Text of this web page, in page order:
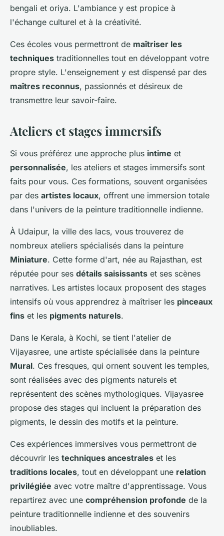
bengali et oriya. L'ambiance y est propice à
l'échange culturel et à la créativité.
Ces écoles vous permettront de maîtriser les
techniques traditionnelles tout en développant votre
propre style. L'enseignement y est dispensé par des
maîtres reconnus, passionnés et désireux de
transmettre leur savoir-faire.
Ateliers et stages immersifs
Si vous préférez une approche plus intime et
personnalisée, les ateliers et stages immersifs sont
faits pour vous. Ces formations, souvent organisées
par des artistes locaux, offrent une immersion totale
dans l'univers de la peinture traditionnelle indienne.
À Udaipur, la ville des lacs, vous trouverez de
nombreux ateliers spécialisés dans la peinture
Miniature. Cette forme d'art, née au Rajasthan, est
réputée pour ses détails saisissants et ses scènes
narratives. Les artistes locaux proposent des stages
intensifs où vous apprendrez à maîtriser les pinceaux
fins et les pigments naturels.
Dans le Kerala, à Kochi, se tient l'atelier de
Vijayasree, une artiste spécialisée dans la peinture
Mural. Ces fresques, qui ornent souvent les temples,
sont réalisées avec des pigments naturels et
représentent des scènes mythologiques. Vijayasree
propose des stages qui incluent la préparation des
pigments, le dessin des motifs et la peinture.
Ces expériences immersives vous permettront de
découvrir les techniques ancestrales et les
traditions locales, tout en développant une relation
privilégiée avec votre maître d'apprentissage. Vous
repartirez avec une compréhension profonde de la
peinture traditionnelle indienne et des souvenirs
inoubliables.